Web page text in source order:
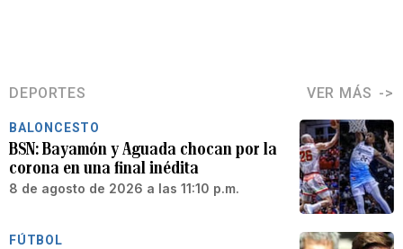
DEPORTES VER MÁS
BALONCESTO
BSN: Bayamón y Aguada chocan por la
corona en una final inédita
8 de agosto de 2026 a las 11:10 p.m.
FÚTBOL